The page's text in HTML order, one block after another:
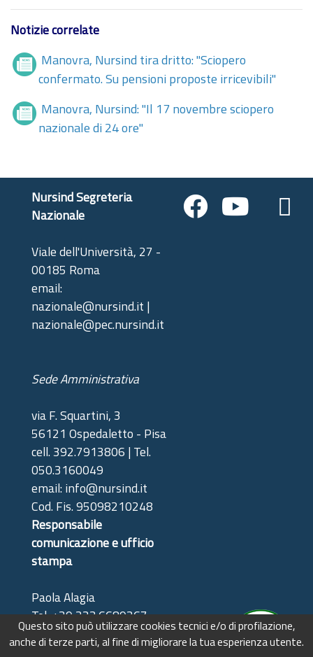
Questo sito può utilizzare cookies tecnici e/o di profilazione,
anche di terze parti, al fine di migliorare la tua esperienza utente.
Notizie correlate
Manovra, Nursind tira dritto: "Sciopero
confermato. Su pensioni proposte irricevibili"
Manovra, Nursind: "Il 17 novembre sciopero
nazionale di 24 ore"
Nursind Segreteria
Nazionale
Viale dell'Università, 27 -
00185 Roma
email:
nazionale@nursind.it |
nazionale@pec.nursind.it
Sede Amministrativa
via F. Squartini, 3
56121 Ospedaletto - Pisa
cell. 392.7913806 | Tel.
050.3160049
email: info@nursind.it
Cod. Fis. 95098210248
Responsabile
comunicazione e ufficio
stampa
Paola Alagia
Tel: +39 333.6689367
(solo riferimenti stampa)
e-mail: